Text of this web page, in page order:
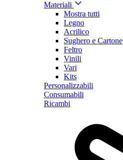
Materiali
Mostra tutti
Legno
Acrilico
Sughero e Cartone
Feltro
Vinili
Vari
Kits
Personalizzabili
Consumabili
Ricambi